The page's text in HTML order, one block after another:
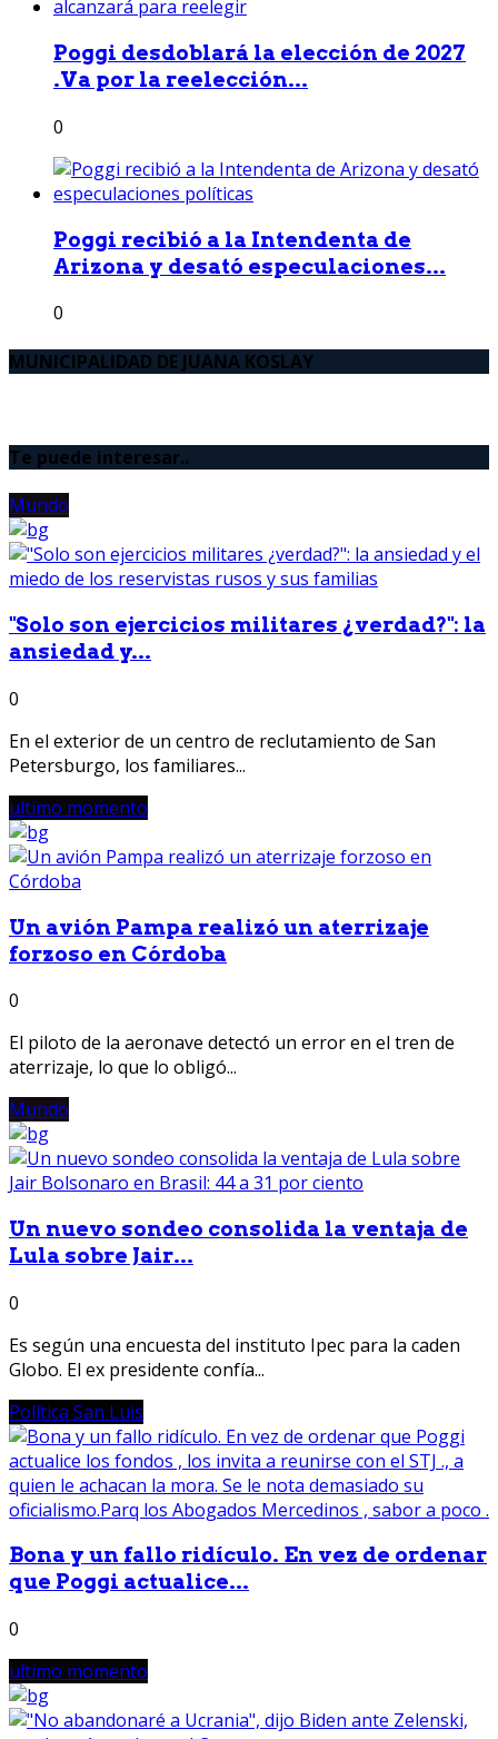
Poggi desdoblará la elección de 2027
.Va por la reelección...
0
Poggi recibió a la Intendenta de
Arizona y desató especulaciones...
0
MUNICIPALIDAD DE JUANA KOSLAY
Te puede interesar..
Mundo
"Solo son ejercicios militares ¿verdad?": la
ansiedad y...
0
En el exterior de un centro de reclutamiento de San
Petersburgo, los familiares...
ultimo momento
Un avión Pampa realizó un aterrizaje
forzoso en Córdoba
0
El piloto de la aeronave detectó un error en el tren de
aterrizaje, lo que lo obligó...
Mundo
Un nuevo sondeo consolida la ventaja de
Lula sobre Jair...
0
Es según una encuesta del instituto Ipec para la caden
Globo. El ex presidente confía...
Política San Luis
Bona y un fallo ridículo. En vez de ordenar
que Poggi actualice...
0
ultimo momento